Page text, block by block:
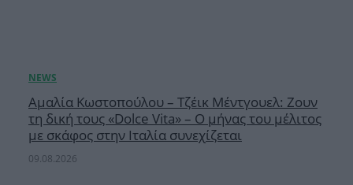
Αμαλία Κωστοπούλου – Τζέικ Μέντγουελ: Ζουν
τη δική τους «Dolce Vita» – Ο μήνας του μέλιτος
με σκάφος στην Ιταλία συνεχίζεται
09.08.2026